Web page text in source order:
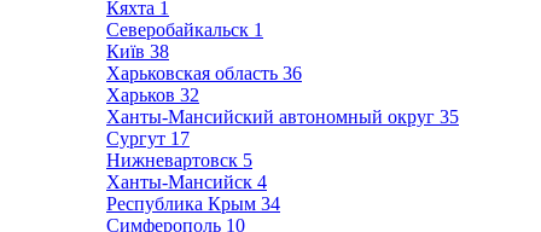
Кяхта 1
Северобайкальск 1
Київ 38
Харьковская область 36
Харьков 32
Ханты-Мансийский автономный округ 35
Сургут 17
Нижневартовск 5
Ханты-Мансийск 4
Республика Крым 34
Симферополь 10